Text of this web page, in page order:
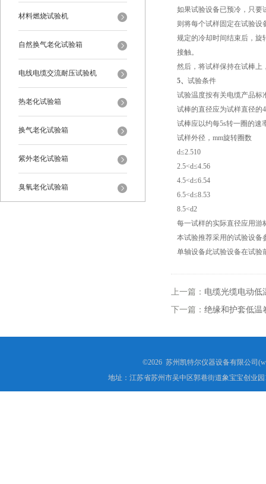
材料燃烧试验机
自然换气老化试验箱
电线电缆交流耐压试验机
热老化试验箱
换气老化试验箱
紫外老化试验箱
臭氧老化试验箱
如果试验设备已预冷，只要
则将每个试样固定在试验设
规定的冷却时间结束后，旋
接触。
然后，将试样保持在试棒上
5、 试验条件
试验温度按有关电缆产品标
试棒的直径应为试样直径的
试棒应以约每5s转一圈的速
试样外径，mm旋转圈数
d≤2.510
2.5<d≤4.56
4.5<d≤6.54
6.5<d≤8.53
8.5<d2
每一试样的实际直径应用游
本试验推荐采用的试验设备
单轴设备此试验设备在试验
上一篇： 电缆光缆电动低
下一篇： 绝缘和护套低温
©2026 苏州凯特尔仪器设备有限公司
地址：江苏省苏州市吴中区郭巷街道象宝宝创业